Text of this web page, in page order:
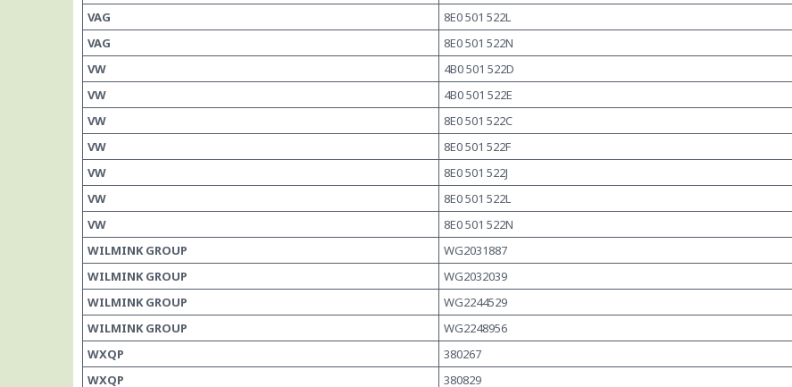
VAG
8E0 501 522L
VAG
8E0 501 522N
VW
4B0 501 522D
VW
4B0 501 522E
VW
8E0 501 522C
VW
8E0 501 522F
VW
8E0 501 522J
VW
8E0 501 522L
VW
8E0 501 522N
WILMINK GROUP
WG2031887
WILMINK GROUP
WG2032039
WILMINK GROUP
WG2244529
WILMINK GROUP
WG2248956
WXQP
380267
WXQP
380829